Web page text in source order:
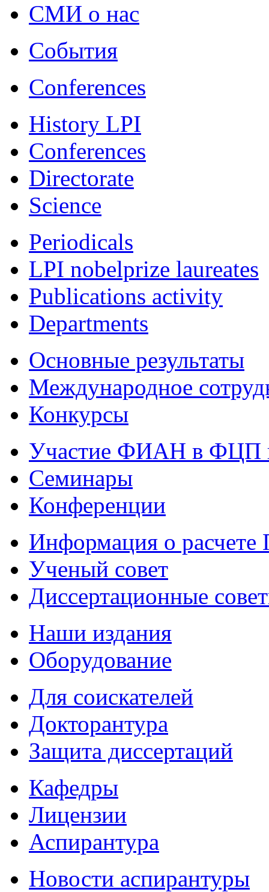
СМИ о нас
События
Conferences
History LPI
Conferences
Directorate
Science
Periodicals
LPI nobelprize laureates
Publications activity
Departments
Основные результаты
Международное
Конкурсы
Участие ФИАН в ФЦП
Семинары
Конференции
Информация о
Ученый совет
Диссертационные
Наши издания
Оборудование
Для соискателей
Докторантура
Защита диссертаций
Кафедры
Лицензии
Аспирантура
Новости аспирантуры